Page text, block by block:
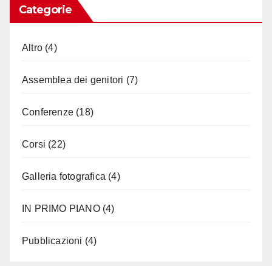
Categorie
Altro (4)
Assemblea dei genitori (7)
Conferenze (18)
Corsi (22)
Galleria fotografica (4)
IN PRIMO PIANO(4)
Pubblicazioni (4)